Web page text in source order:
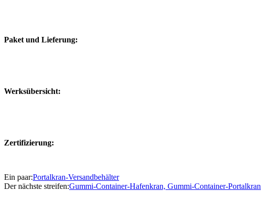
Paket und Lieferung:
Werksübersicht:
Zertifizierung:
Ein paar:Portalkran-Versandbehälter
Der nächste streifen:Gummi-Container-Hafenkran, Gummi-Container-Portalkran